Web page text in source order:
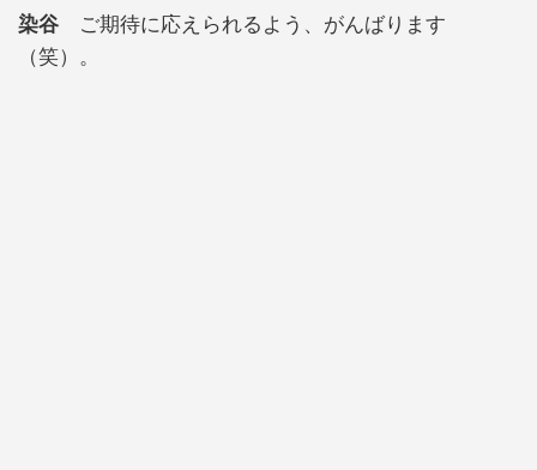
染谷 ご期待に応えられるよう、がんばります
（笑）。